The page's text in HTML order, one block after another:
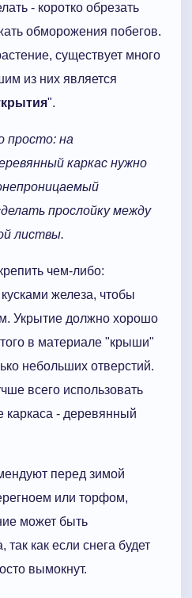
- коротко обрезать
обморожения побегов.
существует много
из них является
".
просто: на
каркас нужно
прослойку между
листвы.
чем-либо:
железа, чтобы
Укрытие должно хорошо
в материале "крыши"
небольших отверстий.
всего использовать
каркаса - деревянный
перед зимой
или торфом,
может быть
так как если снега будет
вымокнут.